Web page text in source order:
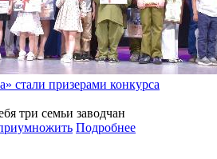
стали призерами конкурса
три семьи заводчан
Подробнее